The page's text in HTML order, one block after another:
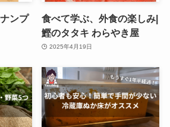
ンプ
食べて学ぶ、外食の楽しみ|
鰹のタタキ わらやき屋
2025年4月19日